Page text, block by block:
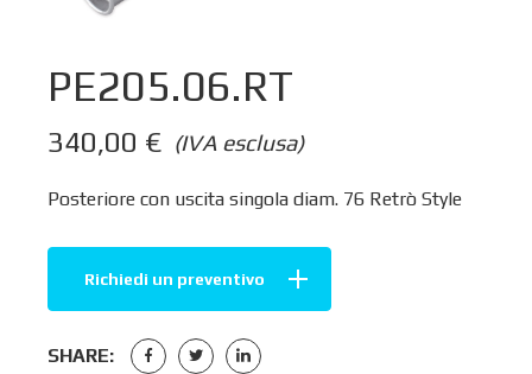
PE205.06.RT
(IVA esclusa)
340,00 €
Posteriore con uscita singola diam. 76 Retrò Style
Richiedi un preventivo
SHARE: